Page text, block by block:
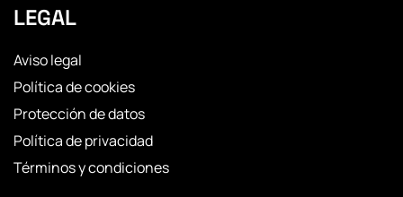
LEGAL
Aviso legal
Política de cookies
Protección de datos
Política de privacidad
Términos y condiciones